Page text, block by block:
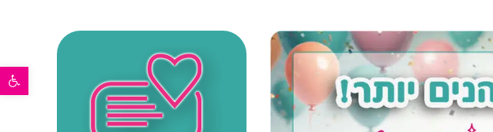
פתח סרגל נגישות